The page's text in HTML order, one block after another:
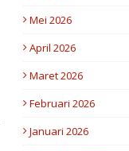
Mei 2026
April 2026
Maret 2026
Februari 2026
Januari 2026